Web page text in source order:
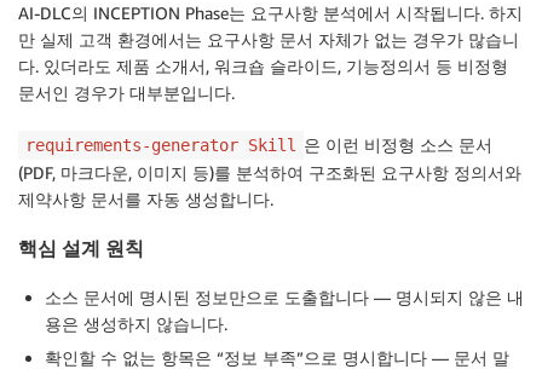
AI-DLC의 INCEPTION Phase는 요구사항 분석에서 시작됩니다. 하지
만 실제 고객 환경에서는 요구사항 문서 자체가 없는 경우가 많습니
다. 있더라도 제품 소개서, 워크숍 슬라이드, 기능정의서 등 비정형
문서인 경우가 대부분입니다.
requirements-generator Skill
은 이런 비정형 소스 문서
(PDF, 마크다운, 이미지 등)를 분석하여 구조화된 요구사항 정의서와
제약사항 문서를 자동 생성합니다.
핵심 설계 원칙
소스 문서에 명시된 정보만으로 도출합니다 — 명시되지 않은 내
용은 생성하지 않습니다.
확인할 수 없는 항목은 “정보 부족”으로 명시합니다 — 문서 말